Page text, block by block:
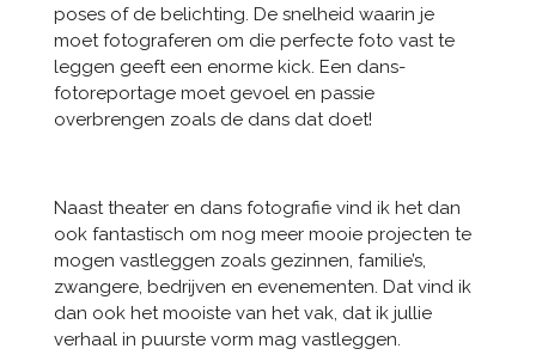
poses of de belichting. De snelheid waarin je
moet fotograferen om die perfecte foto vast te
leggen geeft een enorme kick. Een dans-
fotoreportage moet gevoel en passie
overbrengen zoals de dans dat doet!
Naast theater en dans fotografie vind ik het dan
ook fantastisch om nog meer mooie projecten te
mogen vastleggen zoals gezinnen, familie’s,
zwangere, bedrijven en evenementen. Dat vind ik
dan ook het mooiste van het vak, dat ik jullie
verhaal in puurste vorm mag vastleggen.